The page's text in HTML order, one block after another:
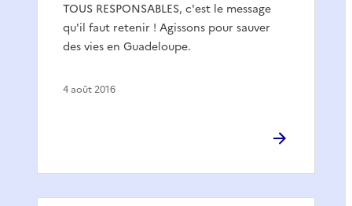
TOUS RESPONSABLES, c'est le message
qu'il faut retenir ! Agissons pour sauver
des vies en Guadeloupe.
4 août 2016